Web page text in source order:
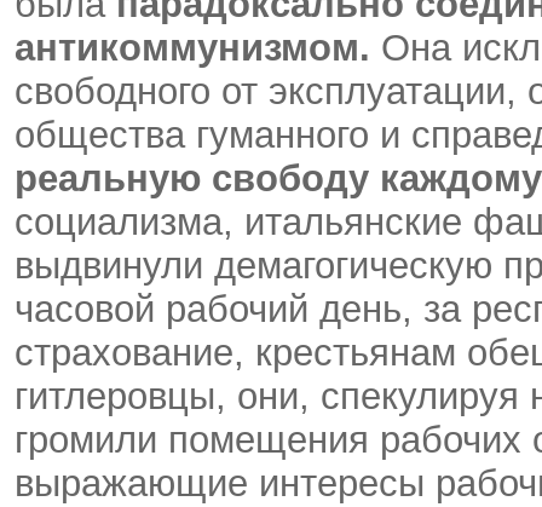
антикоммунизмом. Она
свободного от эксплуатации,
общества гуманного и
реальную свободу каждому
социализма, итальянские
выдвинули демагогическую
часовой рабочий день, за
страхование, крестьянам
гитлеровцы, они,
громили помещения рабочих
выражающие интересы